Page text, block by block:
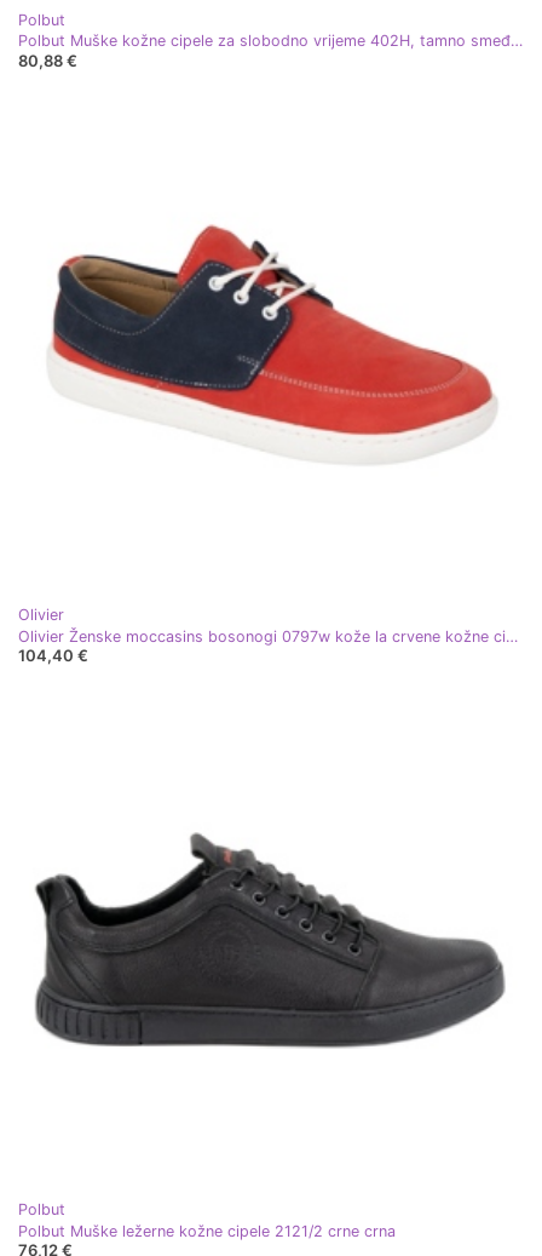
Polbut
Polbut Muške kožne cipele za slobodno vrijeme 402H, tamno smeđe smeđa
80,88 €
Olivier
Olivier Ženske moccasins bosonogi 0797w kože la crvene kožne cipele crvena
104,40 €
Polbut
Polbut Muške ležerne kožne cipele 2121/2 crne crna
76,12 €